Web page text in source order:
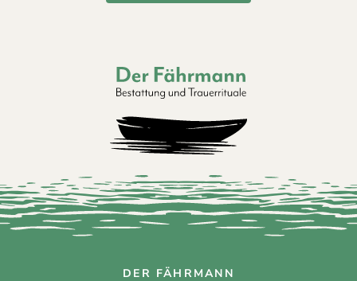
Der Fährmann - Bestattung und
DER FÄHRMANN